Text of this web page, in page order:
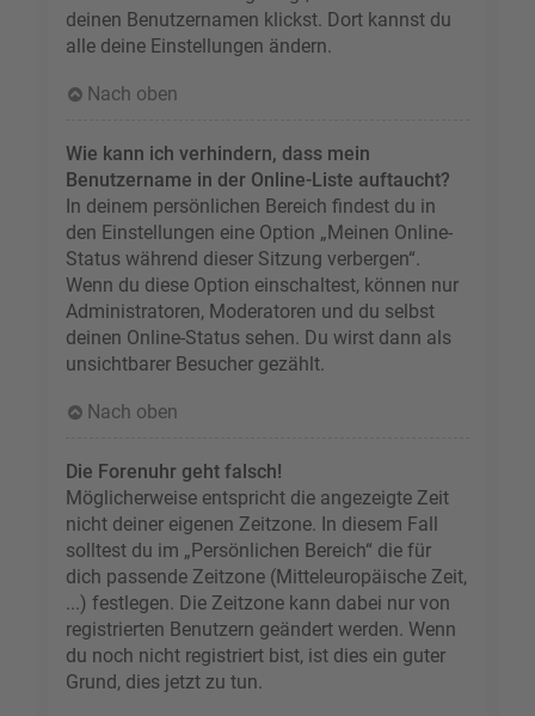
deinen Benutzernamen klickst. Dort kannst du
alle deine Einstellungen ändern.
Nach oben
Wie kann ich verhindern, dass mein
Benutzername in der Online-Liste auftaucht?
In deinem persönlichen Bereich findest du in
den Einstellungen eine Option „Meinen Online-
Status während dieser Sitzung verbergen“.
Wenn du diese Option einschaltest, können nur
Administratoren, Moderatoren und du selbst
deinen Online-Status sehen. Du wirst dann als
unsichtbarer Besucher gezählt.
Nach oben
Die Forenuhr geht falsch!
Möglicherweise entspricht die angezeigte Zeit
nicht deiner eigenen Zeitzone. In diesem Fall
solltest du im „Persönlichen Bereich“ die für
dich passende Zeitzone (Mitteleuropäische Zeit,
...) festlegen. Die Zeitzone kann dabei nur von
registrierten Benutzern geändert werden. Wenn
du noch nicht registriert bist, ist dies ein guter
Grund, dies jetzt zu tun.